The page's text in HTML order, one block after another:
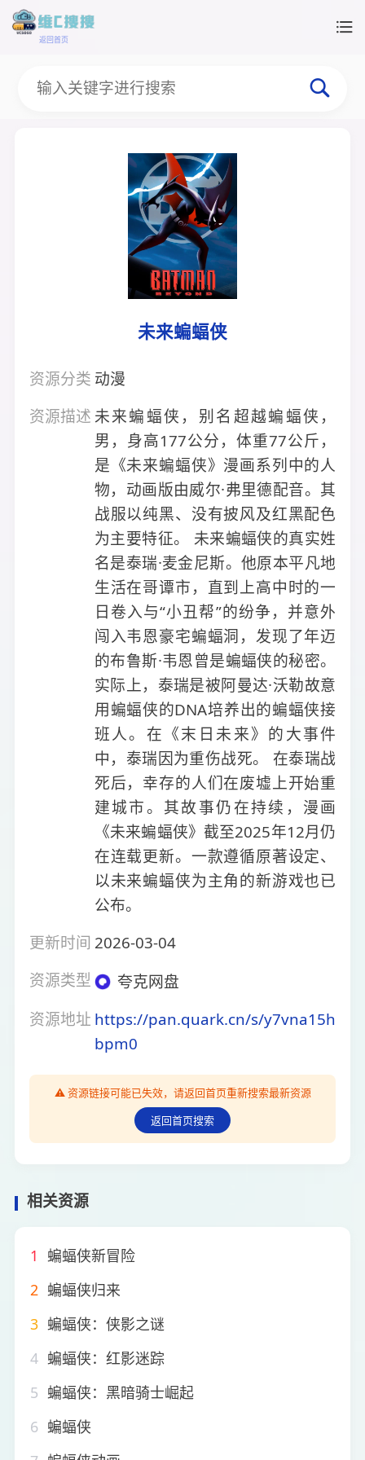
返回首页
未来蝙蝠侠
资源分类 动漫
资源描述未来蝙蝠侠，别名超越蝙蝠侠，
男，身高177公分，体重77公斤，
是《未来蝙蝠侠》漫画系列中的人
物，动画版由威尔·弗里德配音。其
战服以纯黑、没有披风及红黑配色
为主要特征。 未来蝙蝠侠的真实姓
名是泰瑞·麦金尼斯。他原本平凡地
生活在哥谭市，直到上高中时的一
日卷入与“小丑帮”的纷争，并意外
闯入韦恩豪宅蝙蝠洞，发现了年迈
的布鲁斯·韦恩曾是蝙蝠侠的秘密。
实际上，泰瑞是被阿曼达·沃勒故意
用蝙蝠侠的DNA培养出的蝙蝠侠接
班人。在《末日未来》的大事件
中，泰瑞因为重伤战死。 在泰瑞战
死后，幸存的人们在废墟上开始重
建城市。其故事仍在持续，漫画
《未来蝙蝠侠》截至2025年12月仍
在连载更新。一款遵循原著设定、
以未来蝙蝠侠为主角的新游戏也已
公布。
更新时间 2026-03-04
资源类型
夸克网盘
资源地址 https://pan.quark.cn/s/y7vna15h
bpm0
⚠️ 资源链接可能已失效，请返回首页重新搜索最新资源
返回首页搜索
相关资源
1 蝙蝠侠新冒险
2 蝙蝠侠归来
3 蝙蝠侠：侠影之谜
4 蝙蝠侠：红影迷踪
5 蝙蝠侠：黑暗骑士崛起
6 蝙蝠侠